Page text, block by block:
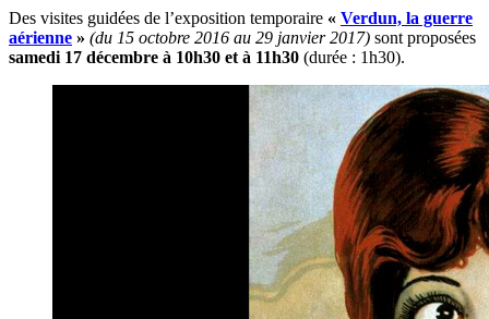
Des visites guidées de l’exposition temporaire « Verdun, la guerre
aérienne » (du 15 octobre 2016 au 29 janvier 2017) sont proposées
samedi 17 décembre à 10h30 et à 11h30 (durée : 1h30).